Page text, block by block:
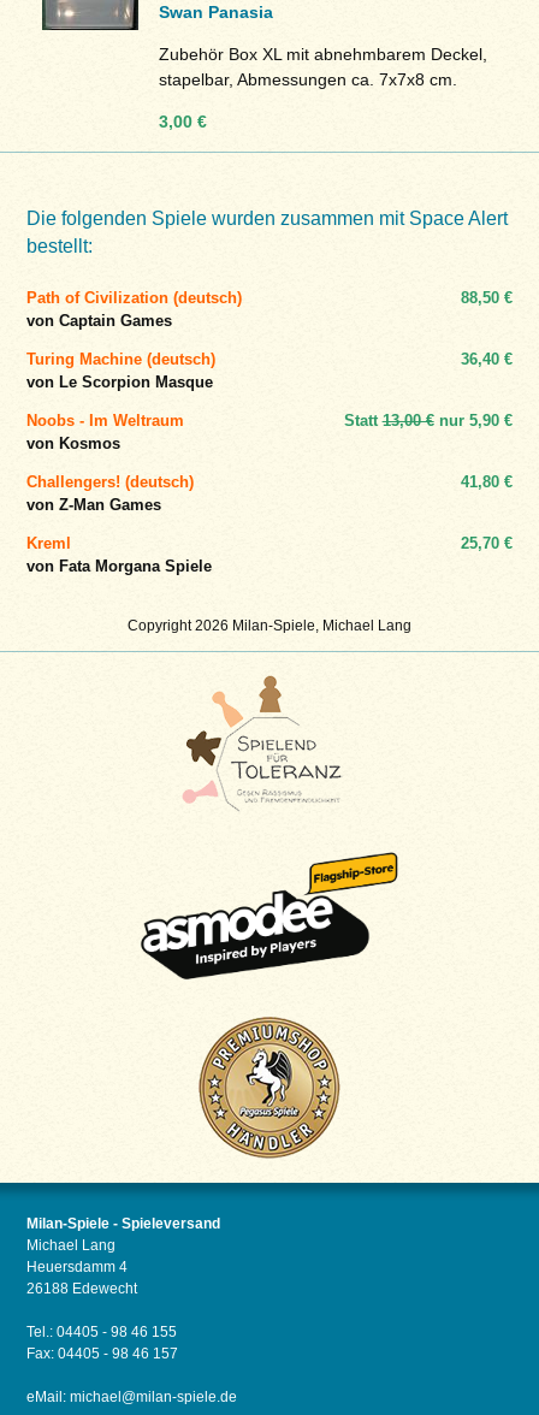
Copyright 2026 Milan-Spiele, Michael Lang
Swan Panasia
Zubehör Box XL mit abnehmbarem Deckel,
stapelbar, Abmessungen ca. 7x7x8 cm.
3,00 €
Die folgenden Spiele wurden zusammen mit Space Alert
bestellt:
Path of Civilization (deutsch)
von Captain Games
88,50 €
Turing Machine (deutsch)
von Le Scorpion Masque
36,40 €
Noobs - Im Weltraum
von Kosmos
Statt13,00 €nur 5,90 €
Challengers! (deutsch)
von Z-Man Games
41,80 €
Kreml
von Fata Morgana Spiele
25,70 €
Milan-Spiele - Spieleversand
Michael Lang
Heuersdamm 4
26188 Edewecht
Tel.: 04405 - 98 46 155
Fax: 04405 - 98 46 157
eMail:michael@milan-spiele.de